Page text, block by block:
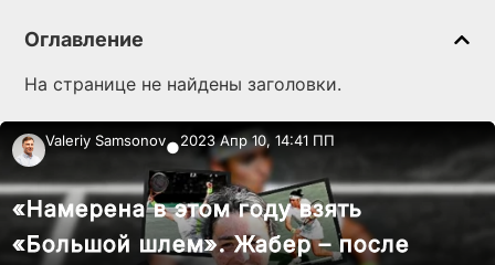
Оглавление
На странице не найдены заголовки.
Valeriy Samsonov●2023 Апр 10, 14:41 ПП
«Намерена в этом году взять
«Большой шлем». Жабер – после